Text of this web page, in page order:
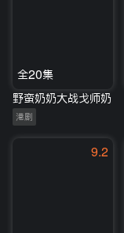
全20集
野蛮奶奶大战戈师奶
港剧
9.2